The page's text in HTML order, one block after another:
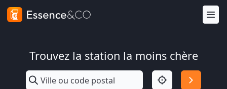
Trouvez la station la moins chère